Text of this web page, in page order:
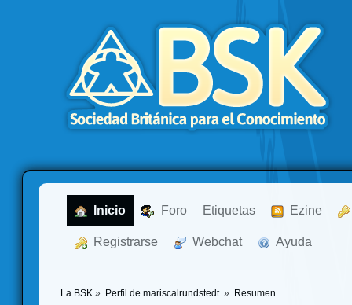
Inicio Foro Etiquetas Ezine
Registrarse Webchat Ayuda
La BSK » Perfil de mariscalrundstedt » Resumen